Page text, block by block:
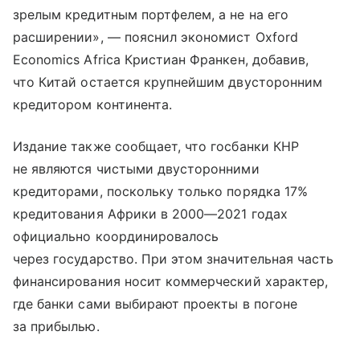
зрелым кредитным портфелем, а не на его
расширении», — пояснил экономист Oxford
Economics Africa Кристиан Франкен, добавив,
что Китай остается крупнейшим двусторонним
кредитором континента.
Издание также сообщает, что госбанки КНР
не являются чистыми двусторонними
кредиторами, поскольку только порядка 17%
кредитования Африки в 2000—2021 годах
официально координировалось
через государство. При этом значительная часть
финансирования носит коммерческий характер,
где банки сами выбирают проекты в погоне
за прибылью.